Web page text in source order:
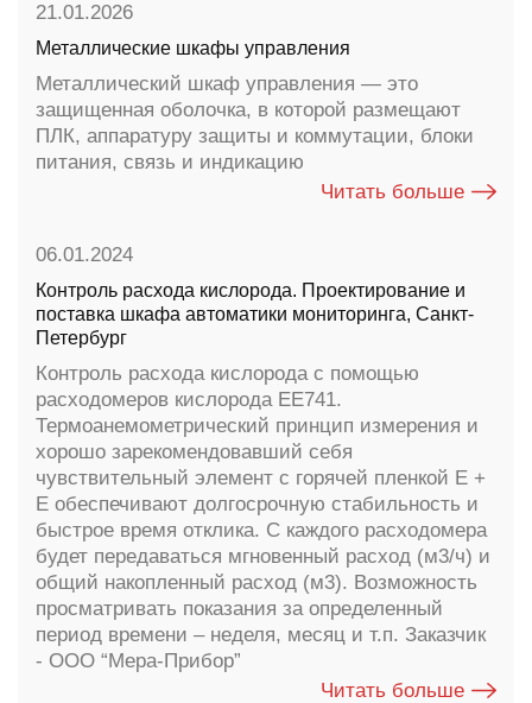
21.01.2026
Металлические шкафы управления
Металлический шкаф управления — это
защищенная оболочка, в которой размещают
ПЛК, аппаратуру защиты и коммутации, блоки
питания, связь и индикацию
Читать больше
06.01.2024
Контроль расхода кислорода. Проектирование и
поставка шкафа автоматики мониторинга, Санкт-
Петербург
Контроль расхода кислорода с помощью
расходомеров кислорода EE741.
Термоанемометрический принцип измерения и
хорошо зарекомендовавший себя
чувствительный элемент с горячей пленкой E +
E обеспечивают долгосрочную стабильность и
быстрое время отклика. С каждого расходомера
будет передаваться мгновенный расход (м3/ч) и
общий накопленный расход (м3). Возможность
просматривать показания за определенный
период времени – неделя, месяц и т.п. Заказчик
- ООО “Мера-Прибор”
Читать больше